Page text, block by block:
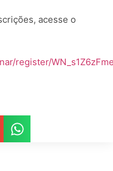
acesse o
register/